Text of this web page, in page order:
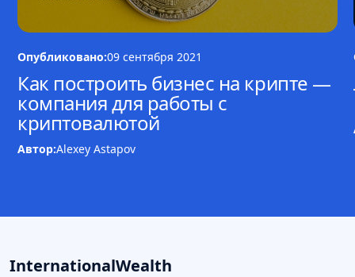
Опубликовано:09 сентября 2021
Как построить бизнес на крипте —
компания для работы с
криптовалютой
Автор:Alexey Astapov
InternationalWealth